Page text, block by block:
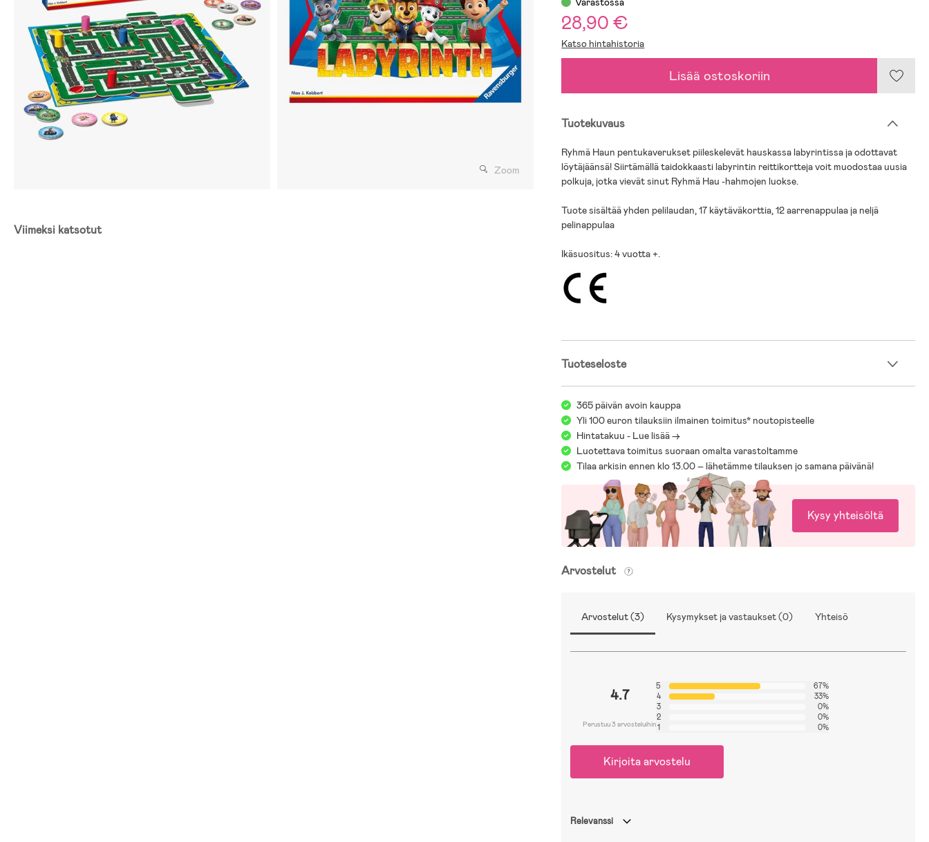
Zoom
Viimeksi katsotut
28,90 €
Katso hintahistoria
Lisää ostoskoriin
Tuotekuvaus
Ryhmä Haun pentukaverukset piileskelevät hauskassa labyrintissa ja odottavat
löytäjäänsä! Siirtämällä taidokkaasti labyrintin reittikortteja voit muodostaa uusia
polkuja, jotka vievät sinut Ryhmä Hau -hahmojen luokse.
Tuote sisältää yhden pelilaudan, 17 käytäväkorttia, 12 aarrenappulaa ja neljä
pelinappulaa
Ikäsuositus: 4 vuotta +.
Tuoteseloste
365 päivän avoin kauppa
Yli 100 euron tilauksiin ilmainen toimitus* noutopisteelle
Hintatakuu - Lue lisää ->
Luotettava toimitus suoraan omalta varastoltamme
Tilaa arkisin ennen klo 13.00 – lähetämme tilauksen jo samana päivänä!
Kysy yhteisöltä
Arvostelut
Arvostelut (3) Kysymykset ja vastaukset (0) Yhteisö
4.7
Perustuu 3 arvosteluihin
5
67%
4
33%
3
0%
2
0%
1
0%
Kirjoita arvostelu
Relevanssi